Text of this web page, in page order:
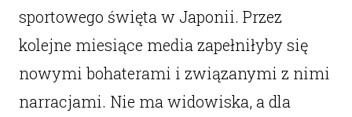
sportowego święta w Japonii. Przez
kolejne miesiące media zapełniłyby się
nowymi bohaterami i związanymi z nimi
narracjami. Nie ma widowiska, a dla